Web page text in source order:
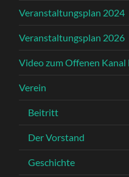
Veranstaltungsplan 2024
Veranstaltungsplan 2026
Video zum Offenen
Verein
Beitritt
Der Vorstand
Geschichte